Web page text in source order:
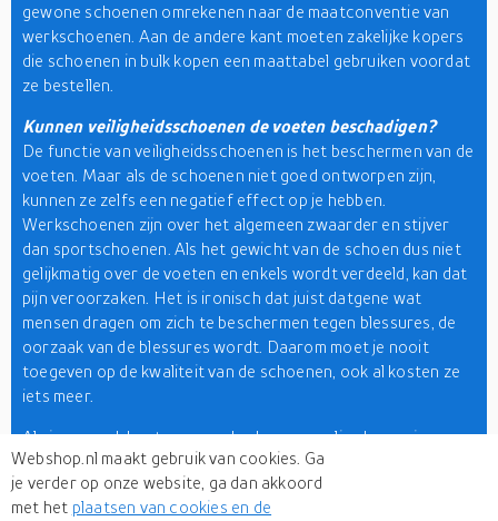
gewone schoenen omrekenen naar de maatconventie van
werkschoenen. Aan de andere kant moeten zakelijke kopers
die schoenen in bulk kopen een maattabel gebruiken voordat
ze bestellen.
Kunnen veiligheidsschoenen de voeten beschadigen?
De functie van veiligheidsschoenen is het beschermen van de
voeten. Maar als de schoenen niet goed ontworpen zijn,
kunnen ze zelfs een negatief effect op je hebben.
Werkschoenen zijn over het algemeen zwaarder en stijver
dan sportschoenen. Als het gewicht van de schoen dus niet
gelijkmatig over de voeten en enkels wordt verdeeld, kan dat
pijn veroorzaken. Het is ironisch dat juist datgene wat
mensen dragen om zich te beschermen tegen blessures, de
oorzaak van de blessures wordt. Daarom moet je nooit
toegeven op de kwaliteit van de schoenen, ook al kosten ze
iets meer.
Als je op zoek bent naar werkschoenen online kopen in
Nederland, zoek dan niet verder want je bent op de juiste
plaats. Hier op onze winkelzoekmachine vind je alles van
werkschoenen met stalen neus tot werkschoenen met
Webshop.nl maakt gebruik van cookies. Ga
je verder op onze website, ga dan akkoord
met het plaatsen van cookies en de